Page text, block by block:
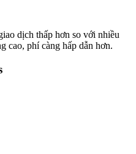
dịch thấp hơn so với nhiều
cao, phí càng hấp dẫn hơn.